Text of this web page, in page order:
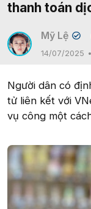
thanh toán
Mỹ Lệ ✔
14/07/2025
Người dân có
tử liên kết với
vụ công một